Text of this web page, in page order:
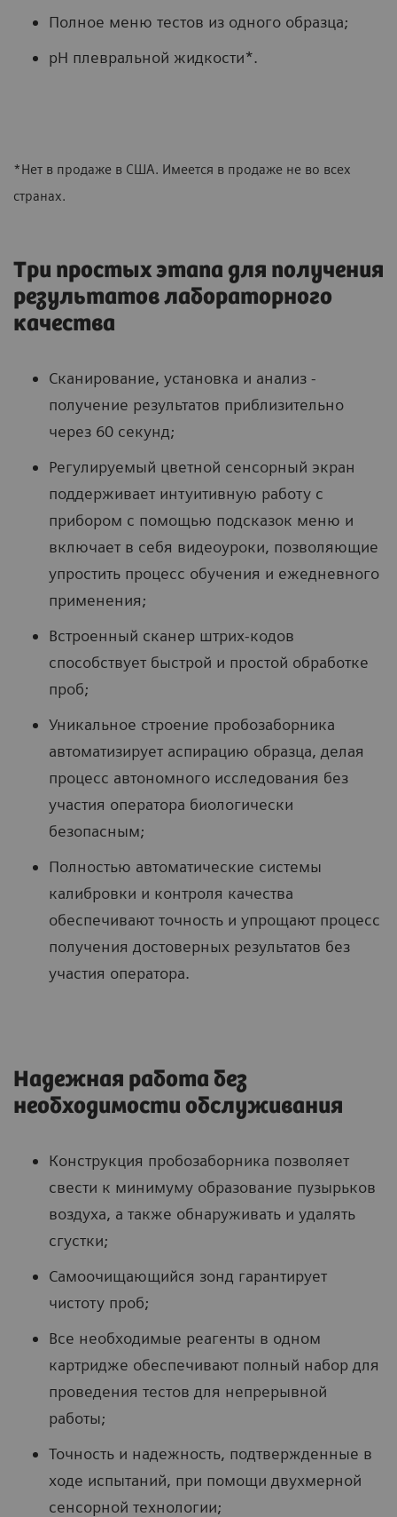
Полное меню тестов из одного образца;
pH плевральной жидкости*.
*Нет в продаже в США. Имеется в продаже не во всех
странах.
Три простых этапа для получения
результатов лабораторного
качества
Сканирование, установка и анализ -
получение результатов приблизительно
через 60 секунд;
Регулируемый цветной сенсорный экран
поддерживает интуитивную работу с
прибором с помощью подсказок меню и
включает в себя видеоуроки, позволяющие
упростить процесс обучения и ежедневного
применения;
Встроенный сканер штрих-кодов
способствует быстрой и простой обработке
проб;
Уникальное строение пробозаборника
автоматизирует аспирацию образца, делая
процесс автономного исследования без
участия оператора биологически
безопасным;
Полностью автоматические системы
калибровки и контроля качества
обеспечивают точность и упрощают процесс
получения достоверных результатов без
участия оператора.
Надежная работа без
необходимости обслуживания
Конструкция пробозаборника позволяет
свести к минимуму образование пузырьков
воздуха, а также обнаруживать и удалять
сгустки;
Самоочищающийся зонд гарантирует
чистоту проб;
Все необходимые реагенты в одном
картридже обеспечивают полный набор для
проведения тестов для непрерывной
работы;
Точность и надежность, подтвержденные в
ходе испытаний, при помощи двухмерной
сенсорной технологии;